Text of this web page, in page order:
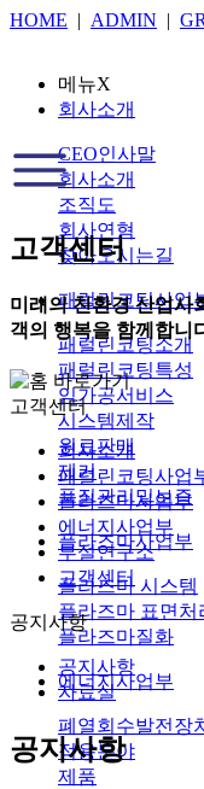
HOME | ADMIN |
메뉴X
회사소개
CEO인사말
회사소개
조직도
회사연혁
찾아오시는길
패럴린코팅사업
패럴린코팅소개
패럴린코팅특성
임가공서비스
시스템제작
원료판매
제거
품질관리및보증
플라즈마사업부
플라즈마 시스템
플라즈마 표면처
플라즈마질화
에너지사업부
폐열회수발전장
적용분야
제품
고객센터
미래의 친환경 산업사
객의 행복을 함께합니
고객센터
회사소개
패럴린코팅사업
플라즈마사업부
에너지사업부
부설연구소
고객센터
공지사항
공지사항
자료실
공지사항